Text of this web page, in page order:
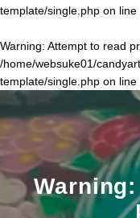
template/single.php on line
Warning: Attempt to read
/home/websuke01/
template/single.php on line
Warning